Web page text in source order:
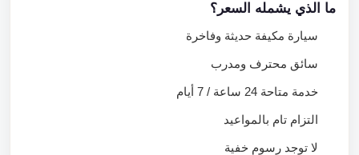
ما الذي يشمله السعر؟
سيارة مكيفة حديثة وفاخرة
سائق محترف ومدرب
خدمة متاحة 24 ساعة / 7 أيام
التزام تام بالمواعيد
لا توجد رسوم خفية